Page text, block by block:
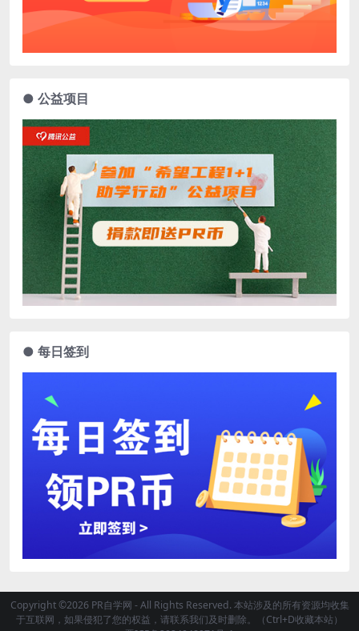
● 公益项目
● 每日签到
Copyright ©2026 PR自学网 - All Rights Reserved. 本站涉及的所有资源均收集
于互联网，如果侵犯了您的权益，请联系我们及时删除。（Ctrl+D收藏本站）